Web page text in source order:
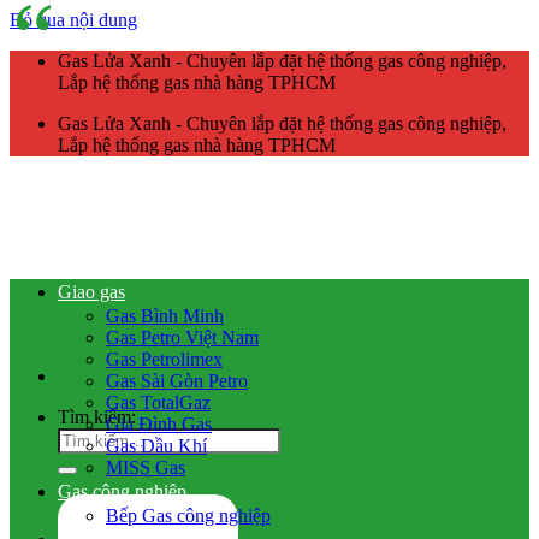
Bỏ qua nội dung
Gas Lửa Xanh - Chuyên lắp đặt hệ thống gas công nghiệp,
Lắp hệ thống gas nhà hàng TPHCM
Gas Lửa Xanh - Chuyên lắp đặt hệ thống gas công nghiệp,
Lắp hệ thống gas nhà hàng TPHCM
Tìm kiếm:
Giao gas
Gas Bình Minh
Gas Petro Việt Nam
Gas Petrolimex
Gas Sài Gòn Petro
Gas TotalGaz
Gia Đình Gas
Gas Dầu Khí
MISS Gas
Gas công nghiệp
Bếp Gas công nghiệp